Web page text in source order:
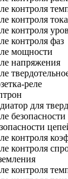
контроля
контроля тока
контроля
контроля фаз
мощности
напряжения
реле
для
контроля
контроля
контроля